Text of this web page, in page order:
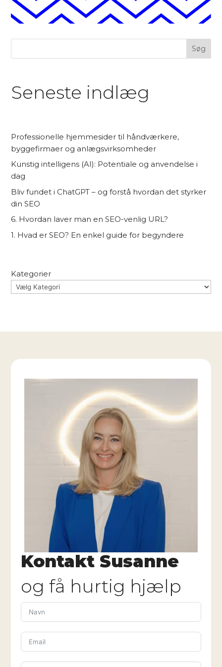
Søg
Seneste indlæg
Professionelle hjemmesider til håndværkere,
byggefirmaer og anlægsvirksomheder
Kunstig intelligens (AI): Potentiale og anvendelse i
dag
Bliv fundet i ChatGPT – og forstå hvordan det styrker
din SEO
6. Hvordan laver man en SEO-venlig URL?
1. Hvad er SEO? En enkel guide for begyndere
Kategorier
Kontakt Susanne
og få hurtig hjælp